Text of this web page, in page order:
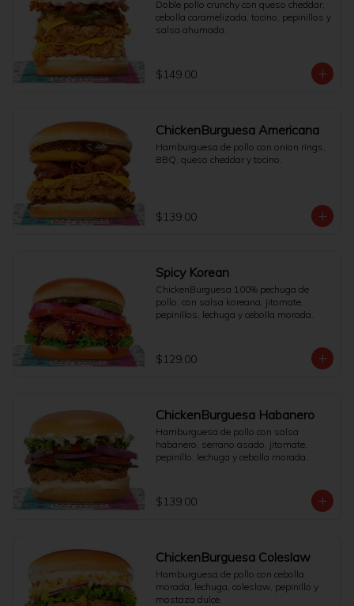
Doble pollo crunchy con queso cheddar,
cebolla caramelizada, tocino, pepinillos y
salsa ahumada.
$149.00
ChickenBurguesa Americana
Hamburguesa de pollo con onion rings,
BBQ, queso cheddar y tocino.
$139.00
Spicy Korean
ChickenBurguesa 100% pechuga de
pollo, con salsa koreana, jitomate,
pepinillos, lechuga y cebolla morada.
$129.00
ChickenBurguesa Habanero
Hamburguesa de pollo con salsa
habanero, serrano asado, jitomate,
pepinillo, lechuga y cebolla morada.
$139.00
ChickenBurguesa Coleslaw
Hamburguesa de pollo con cebolla
morada, lechuga, coleslaw, pepinillo y
mostaza dulce.